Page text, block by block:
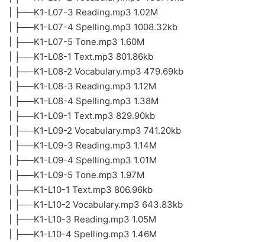
| ├──K1-L07-3 Reading.mp3 1.02M
| ├──K1-L07-4 Spelling.mp3 1008.32kb
| ├──K1-L07-5 Tone.mp3 1.60M
| ├──K1-L08-1 Text.mp3 801.86kb
| ├──K1-L08-2 Vocabulary.mp3 479.69kb
| ├──K1-L08-3 Reading.mp3 1.12M
| ├──K1-L08-4 Spelling.mp3 1.38M
| ├──K1-L09-1 Text.mp3 829.90kb
| ├──K1-L09-2 Vocabulary.mp3 741.20kb
| ├──K1-L09-3 Reading.mp3 1.14M
| ├──K1-L09-4 Spelling.mp3 1.01M
| ├──K1-L09-5 Tone.mp3 1.97M
| ├──K1-L10-1 Text.mp3 806.96kb
| ├──K1-L10-2 Vocabulary.mp3 643.83kb
| ├──K1-L10-3 Reading.mp3 1.05M
| ├──K1-L10-4 Spelling.mp3 1.46M